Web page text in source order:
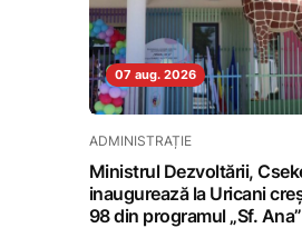
07 aug. 2026
ADMINISTRAȚIE
Ministrul Dezvoltării,
inaugurează la Uricani
98 din programul „Sf. Ana”